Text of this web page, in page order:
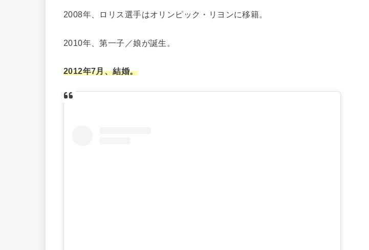
2008年、ロリス選手はオリンピック・リヨンに移籍。
2010年、第一子／娘が誕生。
2012年7月、結婚。